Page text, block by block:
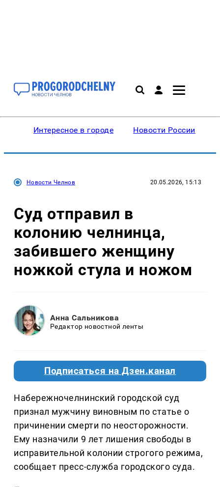
Интересное в городе Новости России
Новости Челнов 20.05.2026, 15:13
Суд отправил в
колонию челнинца,
забившего женщину
ножкой стула и ножом
Анна Сальникова
Редактор новостной ленты
Подписаться на Дзен.канал
Набережночелнинский городской суд
признал мужчину виновным по статье о
причинении смерти по неосторожности.
Ему назначили 9 лет лишения свободы в
исправительной колонии строгого режима,
сообщает пресс-служба городского суда.